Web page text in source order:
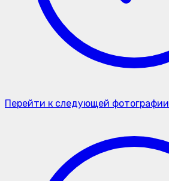
Перейти к следующей фотографии